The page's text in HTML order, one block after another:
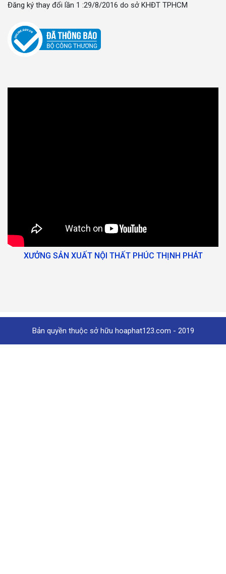
Đăng ký thay đổi lần 1 :29/8/2016 do sở KHĐT TPHCM
XƯỞNG SẢN XUẤT NỘI THẤT PHÚC THỊNH PHÁT
Bản quyền thuộc sở hữu hoaphat123.com - 2019